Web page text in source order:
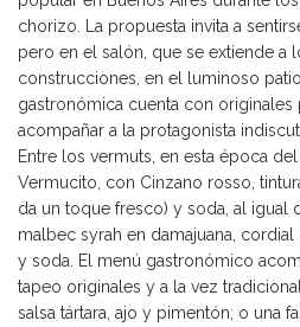
chorizo. La propuesta invita a
pero en el salón, que se extiende a
construcciones, en el luminoso
gastronómica cuenta con originales
acompañar a la protagonista
Entre los vermuts, en esta época
Vermucito, con Cinzano rosso,
da un toque fresco) y soda, al igual
malbec syrah en damajuana,
y soda. El menú gastronómico
tapeo originales y a la vez
salsa tártara, ajo y pimentón; o una